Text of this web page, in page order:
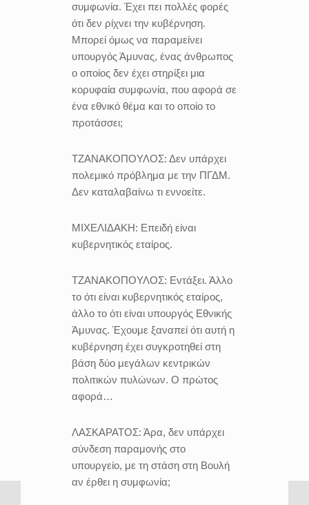
συμφωνία. Έχει πει πολλές φορές
ότι δεν ρίχνει την κυβέρνηση.
Μπορεί όμως να παραμείνει
υπουργός Άμυνας, ένας άνθρωπος
ο οποίος δεν έχει στηρίξει μια
κορυφαία συμφωνία, που αφορά σε
ένα εθνικό θέμα και το οποίο το
προτάσσει;
ΤΖΑΝΑΚΟΠΟΥΛΟΣ: Δεν υπάρχει
πολεμικό πρόβλημα με την ΠΓΔΜ.
Δεν καταλαβαίνω τι εννοείτε.
ΜΙΧΕΛΙΔΑΚΗ: Επειδή είναι
κυβερνητικός εταίρος.
ΤΖΑΝΑΚΟΠΟΥΛΟΣ: Εντάξει. Άλλο
το ότι είναι κυβερνητικός εταίρος,
άλλο το ότι είναι υπουργός Εθνικής
Άμυνας. Έχουμε ξαναπεί ότι αυτή η
κυβέρνηση έχει συγκροτηθεί στη
βάση δύο μεγάλων κεντρικών
πολιτικών πυλώνων. Ο πρώτος
αφορά…
ΛΑΣΚΑΡΑΤΟΣ: Άρα, δεν υπάρχει
σύνδεση παραμονής στο
υπουργείο, με τη στάση στη Βουλή
αν έρθει η συμφωνία;